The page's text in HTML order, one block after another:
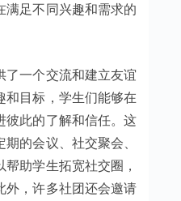
满足不同兴趣和需求的
了一个交流和建立友谊
和目标，学生们能够在
彼此的了解和信任。这
的会议、社交聚会、
助学生拓宽社交圈，
外，许多社团还会邀请